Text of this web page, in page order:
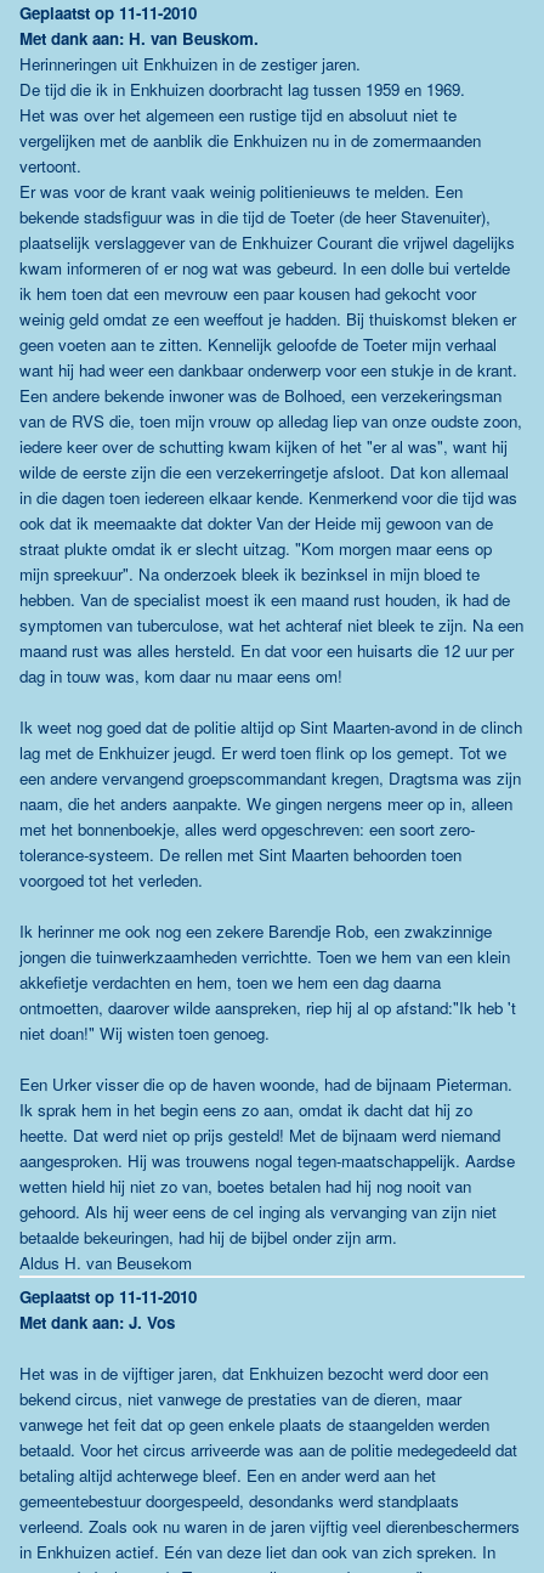
Geplaatst op 11-11-2010
Met dank aan: H. van Beuskom.
Herinneringen uit Enkhuizen in de zestiger jaren.
De tijd die ik in Enkhuizen doorbracht lag tussen 1959 en 1969.
Het was over het algemeen een rustige tijd en absoluut niet te
vergelijken met de aanblik die Enkhuizen nu in de zomermaanden
vertoont.
Er was voor de krant vaak weinig politienieuws te melden. Een
bekende stadsfiguur was in die tijd de Toeter (de heer Stavenuiter),
plaatselijk verslaggever van de Enkhuizer Courant die vrijwel dagelijks
kwam informeren of er nog wat was gebeurd. In een dolle bui vertelde
ik hem toen dat een mevrouw een paar kousen had gekocht voor
weinig geld omdat ze een weeffout je hadden. Bij thuiskomst bleken er
geen voeten aan te zitten. Kennelijk geloofde de Toeter mijn verhaal
want hij had weer een dankbaar onderwerp voor een stukje in de krant.
Een andere bekende inwoner was de Bolhoed, een verzekeringsman
van de RVS die, toen mijn vrouw op alledag liep van onze oudste zoon,
iedere keer over de schutting kwam kijken of het "er al was", want hij
wilde de eerste zijn die een verzekerringetje afsloot. Dat kon allemaal
in die dagen toen iedereen elkaar kende. Kenmerkend voor die tijd was
ook dat ik meemaakte dat dokter Van der Heide mij gewoon van de
straat plukte omdat ik er slecht uitzag. "Kom morgen maar eens op
mijn spreekuur". Na onderzoek bleek ik bezinksel in mijn bloed te
hebben. Van de specialist moest ik een maand rust houden, ik had de
symptomen van tuberculose, wat het achteraf niet bleek te zijn. Na een
maand rust was alles hersteld. En dat voor een huisarts die 12 uur per
dag in touw was, kom daar nu maar eens om!
Ik weet nog goed dat de politie altijd op Sint Maarten-avond in de clinch
lag met de Enkhuizer jeugd. Er werd toen flink op los gemept. Tot we
een andere vervangend groepscommandant kregen, Dragtsma was zijn
naam, die het anders aanpakte. We gingen nergens meer op in, alleen
met het bonnenboekje, alles werd opgeschreven: een soort zero-
tolerance-systeem. De rellen met Sint Maarten behoorden toen
voorgoed tot het verleden.
Ik herinner me ook nog een zekere Barendje Rob, een zwakzinnige
jongen die tuinwerkzaamheden verrichtte. Toen we hem van een klein
akkefietje verdachten en hem, toen we hem een dag daarna
ontmoetten, daarover wilde aanspreken, riep hij al op afstand:"Ik heb 't
niet doan!" Wij wisten toen genoeg.
Een Urker visser die op de haven woonde, had de bijnaam Pieterman.
Ik sprak hem in het begin eens zo aan, omdat ik dacht dat hij zo
heette. Dat werd niet op prijs gesteld! Met de bijnaam werd niemand
aangesproken. Hij was trouwens nogal tegen-maatschappelijk. Aardse
wetten hield hij niet zo van, boetes betalen had hij nog nooit van
gehoord. Als hij weer eens de cel inging als vervanging van zijn niet
betaalde bekeuringen, had hij de bijbel onder zijn arm.
Aldus H. van Beusekom
Geplaatst op 11-11-2010
Met dank aan: J. Vos
Het was in de vijftiger jaren, dat Enkhuizen bezocht werd door een
bekend circus, niet vanwege de prestaties van de dieren, maar
vanwege het feit dat op geen enkele plaats de staangelden werden
betaald. Voor het circus arriveerde was aan de politie medegedeeld dat
betaling altijd achterwege bleef. Een en ander werd aan het
gemeentebestuur doorgespeeld, desondanks werd standplaats
verleend. Zoals ook nu waren in de jaren vijftig veel dierenbeschermers
in Enkhuizen actief. Eén van deze liet dan ook van zich spreken. In